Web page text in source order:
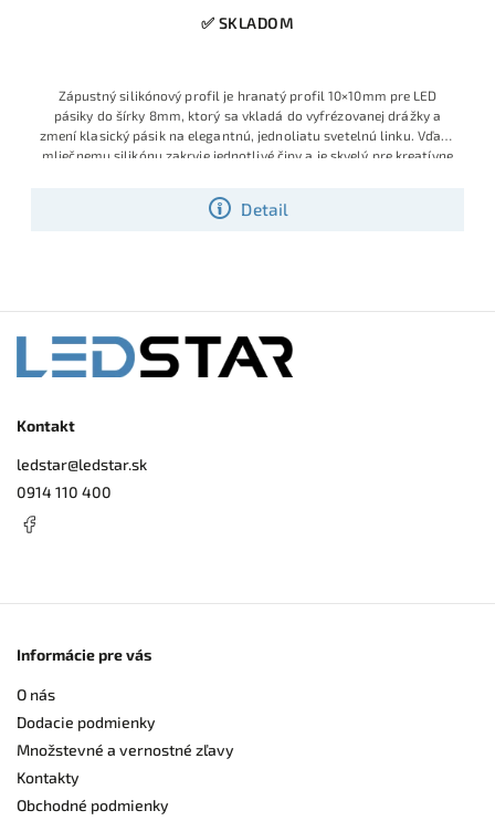
✅ SKLADOM
Detail
Zápustný silikónový profil je hranatý profil 10×10mm pre LED
pásiky do šírky 8mm, ktorý sa vkladá do vyfrézovanej drážky a
zmení klasický pásik na elegantnú, jednoliatu svetelnú linku. Vďaka
mliečnemu silikónu zakryje jednotlivé čipy a je skvelý pre kreatívne
detaily v interiéri.
Kontakt
ledstar@ledstar.sk
0914 110 400
Informácie pre vás
O nás
Dodacie podmienky
Množstevné a vernostné zľavy
Kontakty
Obchodné podmienky